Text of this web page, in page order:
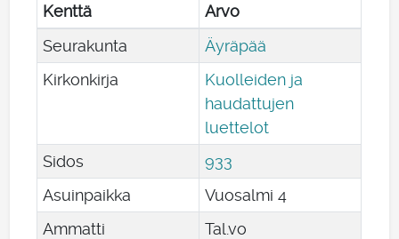
Kenttä
Arvo
Seurakunta
Äyräpää
Kirkonkirja
Kuolleiden ja
haudattujen
luettelot
Sidos
933
Asuinpaikka
Vuosalmi 4
Ammatti
Tal.vo